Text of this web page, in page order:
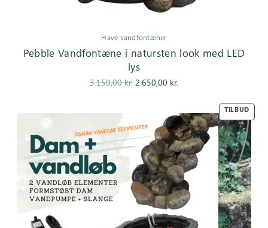
Have vandfontæner
Pebble Vandfontæne i natursten look med LED
lys
3.150,00kr.
Den
3.150,00 kr..
2.650,00 kr.
2.650,00 kr..
TILBUD